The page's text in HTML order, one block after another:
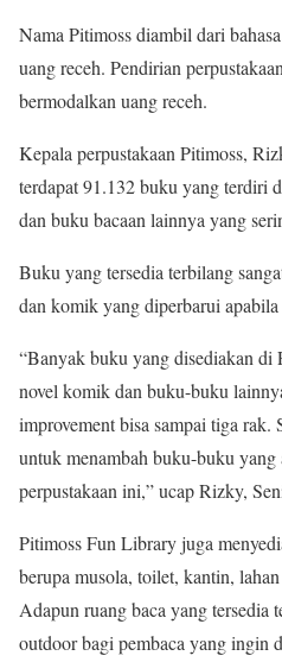
Nama Pitimoss diambil dari
uang receh. Pendirian
bermodalkan uang receh.
Kepala perpustakaan Pitimoss,
terdapat 91.132 buku yang terdiri
dan buku bacaan lainnya yang
Buku yang tersedia terbilang
dan komik yang diperbarui apabila
“Banyak buku yang disediakan di
novel komik dan buku-buku
improvement bisa sampai tiga rak.
untuk menambah buku-buku yang
perpustakaan ini,” ucap Rizky,
Pitimoss Fun Library juga
berupa musola, toilet, kantin,
Adapun ruang baca yang tersedia
outdoor bagi pembaca yang ingin